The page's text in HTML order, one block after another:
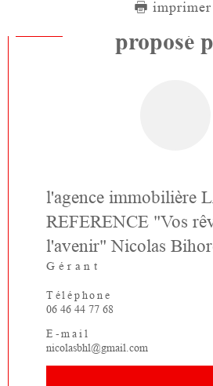
imprimer
Ce bien
proposé
l'agence immobilière
REFERENCE "Vos
l'avenir" Nicolas
Gérant
Téléphone
06 46 44 77 68
E-mail
nicolasbhl@gmail.com